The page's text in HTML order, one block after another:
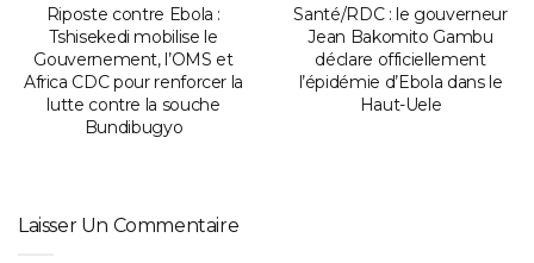
Riposte contre Ebola :
Tshisekedi mobilise le
Gouvernement, l’OMS et
Africa CDC pour renforcer la
lutte contre la souche
Bundibugyo
Santé/RDC : le gouverneur
Jean Bakomito Gambu
déclare officiellement
l’épidémie d’Ebola dans le
Haut-Uele
Laisser Un Commentaire